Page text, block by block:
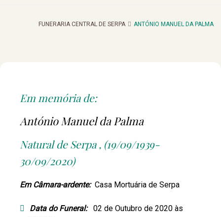
FUNERARIA CENTRAL DE SERPA ANTÓNIO MANUEL DA PALMA
Em memória de:
António Manuel da Palma
Natural de Serpa , (19/09/1939-
30/09/2020)
Em Câmara-ardente: Casa Mortuária de Serpa
Data do Funeral: 02 de Outubro de 2020 às